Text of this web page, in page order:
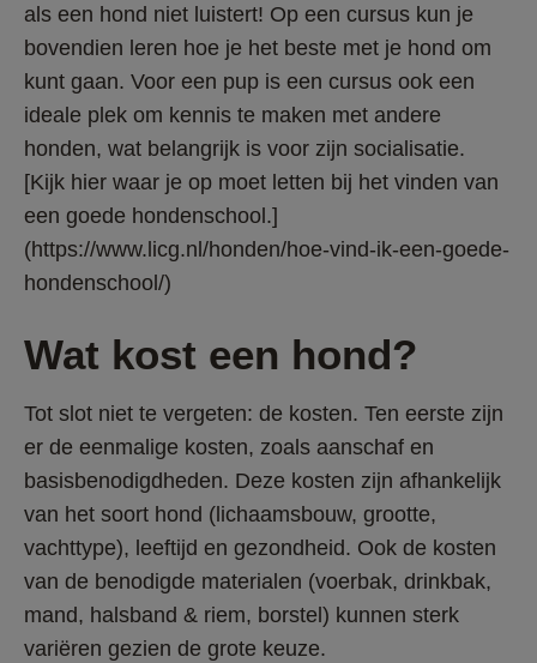
als een hond niet luistert! Op een cursus kun je
bovendien leren hoe je het beste met je hond om
kunt gaan. Voor een pup is een cursus ook een
ideale plek om kennis te maken met andere
honden, wat belangrijk is voor zijn socialisatie.
[Kijk hier waar je op moet letten bij het vinden van
een goede hondenschool.]
(https://www.licg.nl/honden/hoe-vind-ik-een-goede-
hondenschool/)
Wat kost een hond?
Tot slot niet te vergeten: de kosten. Ten eerste zijn
er de eenmalige kosten, zoals aanschaf en
basisbenodigdheden. Deze kosten zijn afhankelijk
van het soort hond (lichaamsbouw, grootte,
vachttype), leeftijd en gezondheid. Ook de kosten
van de benodigde materialen (voerbak, drinkbak,
mand, halsband & riem, borstel) kunnen sterk
variëren gezien de grote keuze.